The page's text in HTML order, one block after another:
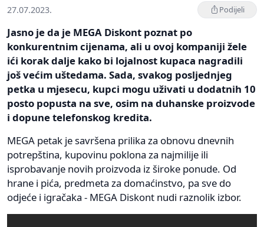
27.07.2023. Podijeli
Jasno je da je MEGA Diskont poznat po
konkurentnim cijenama, ali u ovoj kompaniji žele
ići korak dalje kako bi lojalnost kupaca nagradili
još većim uštedama. Sada, svakog posljednjeg
petka u mjesecu, kupci mogu uživati u dodatnih 10
posto popusta na sve, osim na duhanske proizvode
i dopune telefonskog kredita.
MEGA petak je savršena prilika za obnovu dnevnih
potrepština, kupovinu poklona za najmilije ili
isprobavanje novih proizvoda iz široke ponude. Od
hrane i pića, predmeta za domaćinstvo, pa sve do
odjeće i igračaka - MEGA Diskont nudi raznolik izbor.